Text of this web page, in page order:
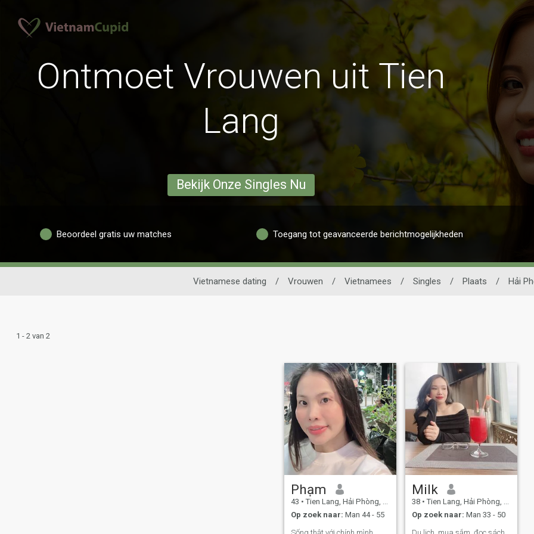
Ontmoet Vrouwen uit Tien
Lang
Bekijk Onze Singles Nu
Beoordeel gratis uw matches Toegang tot geavanceerde berichtmogelijkheden
Vietnamese dating / Vrouwen / Vietnamees / Singles / Plaats / Hải
1 - 2 van 2
Phạm
43 • Tien Lang, Hải Phòng, Vietnam
Op zoek naar: Man 44 - 55
Milk
38 • Tien Lang, Hải Phòng, Vietnam
Op zoek naar: Man 33 - 50